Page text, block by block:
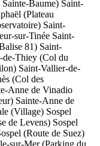
Baume) Saint-
(Plateau
Saint-
sur-Tinée Saint-
81) Saint-
de-Thiey (Col du
Saint-Vallier-de-
(Col des
Anne de Vinadio
Sainte-Anne de
(Village) Sospel
de Levens) Sospel
(Route de Suez)
sur-Mer (Parking du